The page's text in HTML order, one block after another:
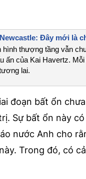
Newcastle: Đây mới là
hình thượng tầng vẫn
ấn của Kai Havertz.
lai.
đoạn bất ổn
Sự bất ổn này
nước Anh cho
Trong đó, có